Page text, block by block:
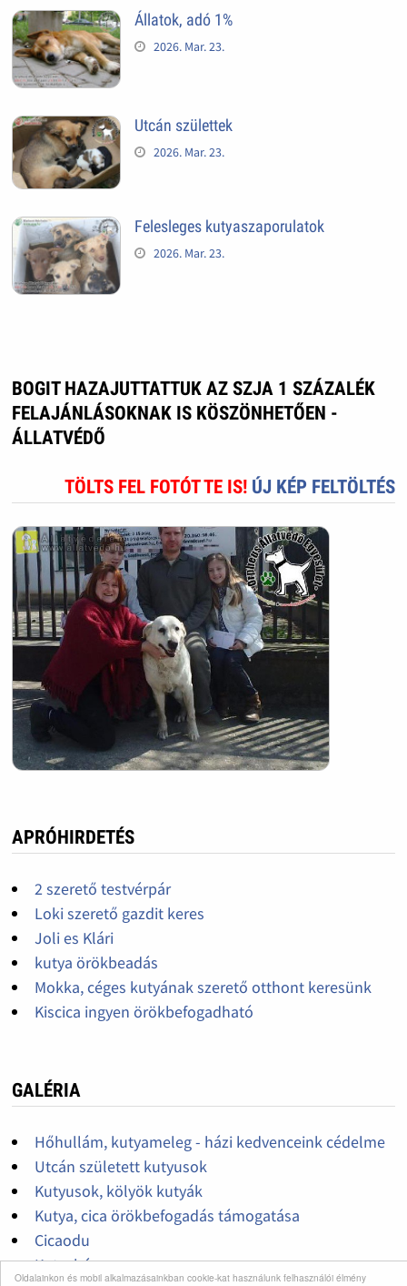
Oldalainkon és mobil alkalmazásainkban cookie-kat használunk felhasználói élmény
Állatok, adó 1%
2026. Mar. 23.
Utcán születtek
2026. Mar. 23.
Felesleges kutyaszaporulatok
2026. Mar. 23.
BOGIT HAZAJUTTATTUK AZ SZJA 1 SZÁZALÉK
FELAJÁNLÁSOKNAK IS KÖSZÖNHETŐEN -
ÁLLATVÉDŐ
TÖLTS FEL FOTÓT TE IS! ÚJ KÉP FELTÖLTÉS
APRÓHIRDETÉS
2 szerető testvérpár
Loki szerető gazdit keres
Joli es Klári
kutya örökbeadás
Mokka, céges kutyának szerető otthont keresünk
Kiscica ingyen örökbefogadható
GALÉRIA
Hőhullám, kutyameleg - házi kedvenceink cédelme
Utcán született kutyusok
Kutyusok, kölyök kutyák
Kutya, cica örökbefogadás támogatása
Cicaodu
Kutyaház